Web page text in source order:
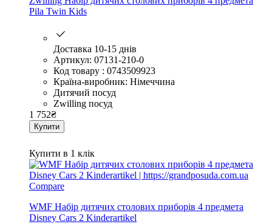
Pila Twin Kids
Доставка 10-15 днів
Артикул: 07131-210-0
Код товару : 0743509923
Країна-виробник: Німеччина
Дитячий посуд
Zwilling посуд
1 752₴
Купити
Купити в 1 клік
Compare
WMF Набір дитячих столових приборів 4 предмета
Disney Cars 2 Kinderartikel